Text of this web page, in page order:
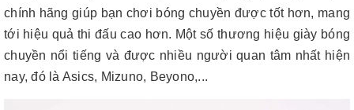
chính hãng giúp bạn chơi bóng chuyền được tốt hơn, mang
tới hiệu quả thi đấu cao hơn. Một số thương hiệu giày bóng
chuyền nổi tiếng và được nhiều người quan tâm nhất hiện
nay, đó là Asics, Mizuno, Beyono,...